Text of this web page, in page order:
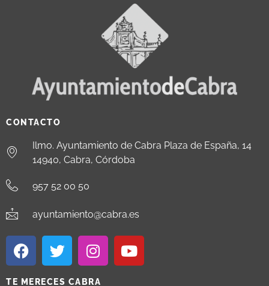
CONTACTO
Ilmo. Ayuntamiento de Cabra Plaza de España, 14
14940, Cabra, Córdoba
957 52 00 50
ayuntamiento@cabra.es
TE MERECES CABRA